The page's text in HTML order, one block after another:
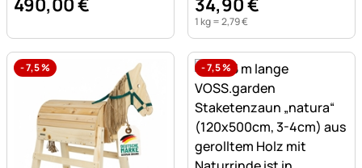
1 kg =2,79€
-7,5% -7,5%